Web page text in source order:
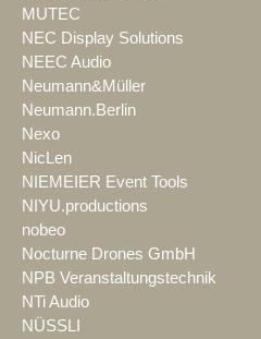
MUTEC
NEC Display Solutions
NEEC Audio
Neumann&Müller
Neumann.Berlin
Nexo
NicLen
NIEMEIER Event Tools
NIYU.productions
nobeo
Nocturne Drones GmbH
NPB Veranstaltungstechnik
NTi Audio
NÜSSLI